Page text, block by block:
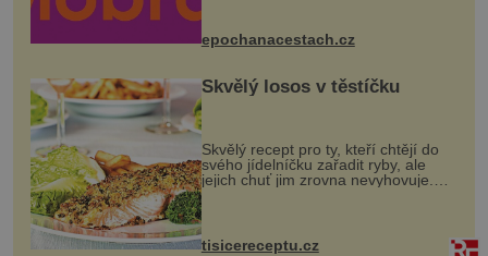
mohou těšit na víno, burčák, pes...
epochanacestach.cz
Skvělý losos v těstíčku
Skvělý recept pro ty, kteří chtějí do
svého jídelníčku zařadit ryby, ale
jejich chuť jim zrovna nevyhovuje.
Losos je samozřejmě taky ryba, ale v
tomto případě si na to nikdo ani
nevzpomene. Ingredienc...
tisicereceptu.cz